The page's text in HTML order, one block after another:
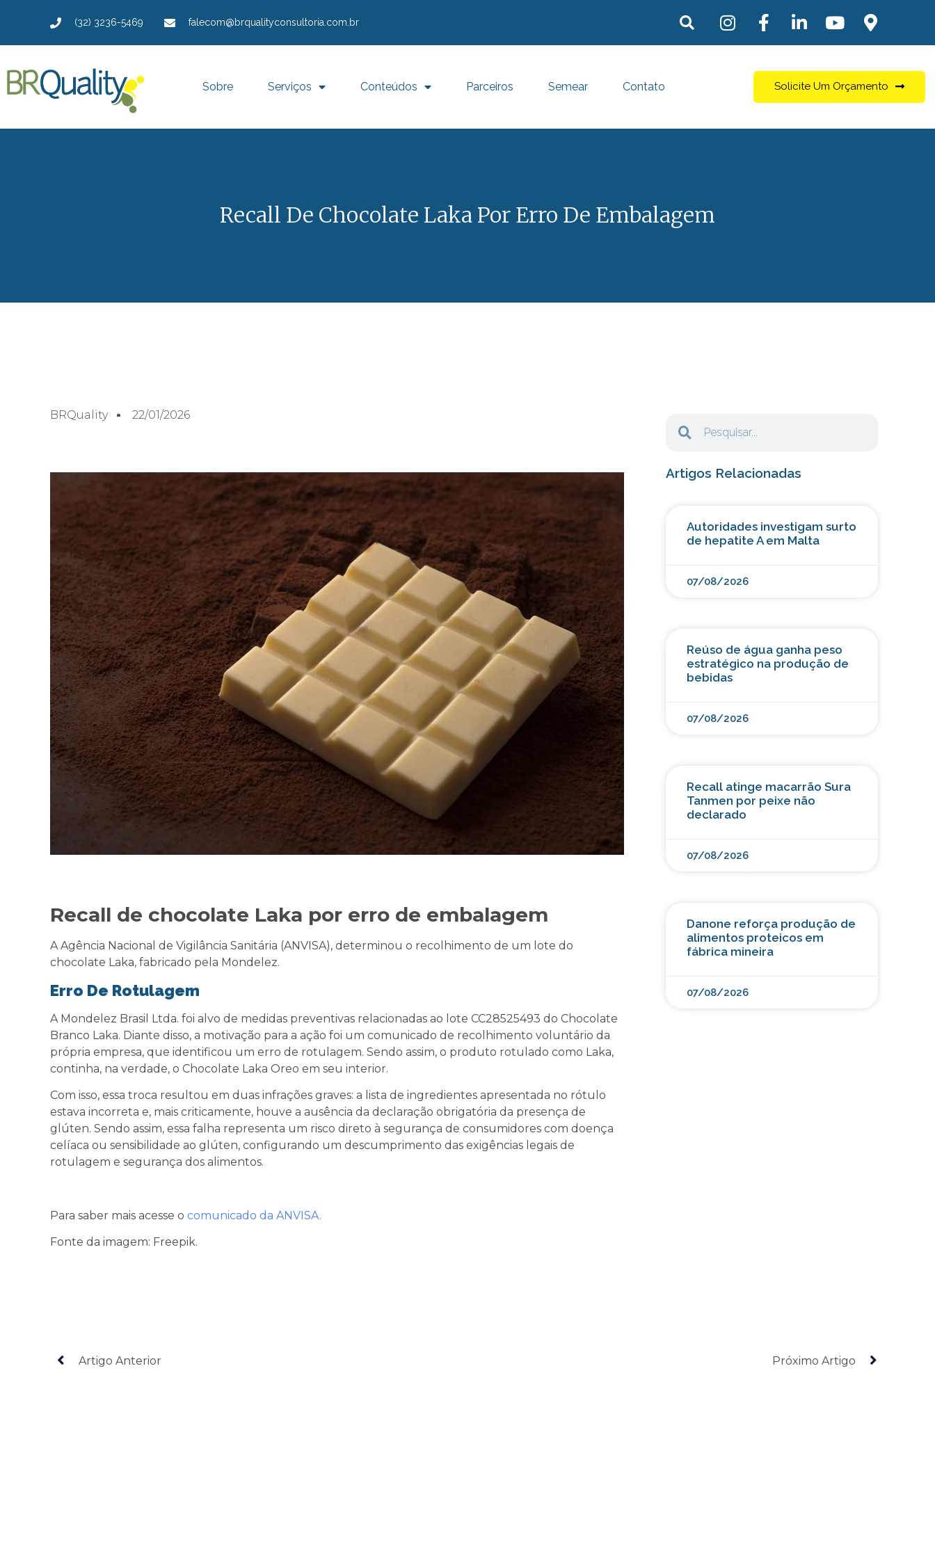
(32) 3236-5469 falecom@brqualityconsultoria.com.br
Sobre Serviços Conteúdos Parceiros Semear Contato Solicite Um Orçamento
Recall De Chocolate Laka Por Erro De Embalagem
BRQuality 22/01/2026
Recall de chocolate Laka por erro de embalagem
A Agência Nacional de Vigilância Sanitária (ANVISA), determinou o recolhimento de um lote do
chocolate Laka, fabricado pela Mondelez.
Erro De Rotulagem
A Mondelez Brasil Ltda. foi alvo de medidas preventivas relacionadas ao lote CC28525493 do Chocolate
Branco Laka. Diante disso, a motivação para a ação foi um comunicado de recolhimento voluntário da
própria empresa, que identificou um erro de rotulagem. Sendo assim, o produto rotulado como Laka,
continha, na verdade, o Chocolate Laka Oreo em seu interior.
Com isso, essa troca resultou em duas infrações graves: a lista de ingredientes apresentada no rótulo
estava incorreta e, mais criticamente, houve a ausência da declaração obrigatória da presença de
glúten. Sendo assim, essa falha representa um risco direto à segurança de consumidores com doença
celíaca ou sensibilidade ao glúten, configurando um descumprimento das exigências legais de
rotulagem e segurança dos alimentos.
Para saber mais acesse o comunicado da ANVISA.
Fonte da imagem: Freepik.
Artigos Relacionadas
Autoridades investigam surto
de hepatite A em Malta
07/08/2026
Reúso de água ganha peso
estratégico na produção de
bebidas
07/08/2026
Recall atinge macarrão Sura
Tanmen por peixe não
declarado
07/08/2026
Danone reforça produção de
alimentos proteicos em
fábrica mineira
07/08/2026
Artigo Anterior Próximo Artigo